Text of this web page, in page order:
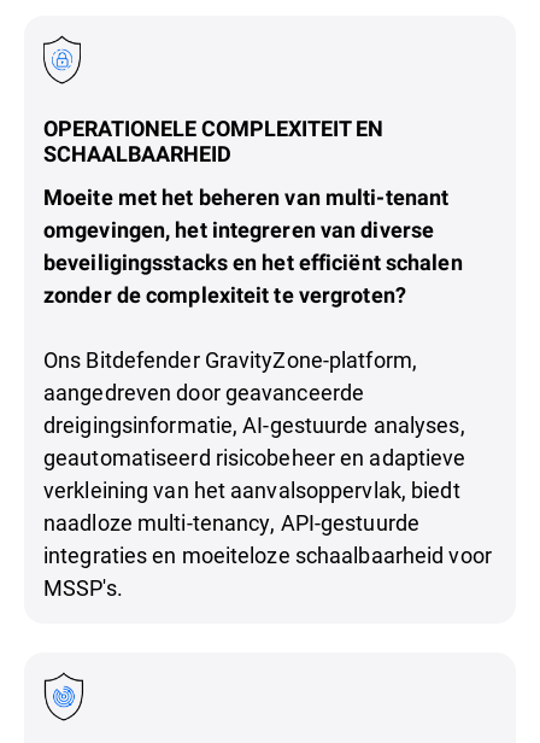
OPERATIONELE COMPLEXITEIT EN
SCHAALBAARHEID
Moeite met het beheren van multi-tenant
omgevingen, het integreren van diverse
beveiligingsstacks en het efficiënt schalen
zonder de complexiteit te vergroten?
Ons Bitdefender GravityZone-platform,
aangedreven door geavanceerde
dreigingsinformatie, AI-gestuurde analyses,
geautomatiseerd risicobeheer en adaptieve
verkleining van het aanvalsoppervlak, biedt
naadloze multi-tenancy, API-gestuurde
integraties en moeiteloze schaalbaarheid voor
MSSP's.